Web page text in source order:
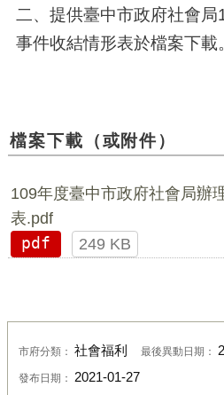
二、提供臺中市政府社會
事件收結情形表於檔案下載。
檔案下載（或附件）
109年度臺中市政府社會局辦
表.pdf
pdf
249 KB
市府分類： 社會福利 最後異動日期：
發布日期： 2021-01-27